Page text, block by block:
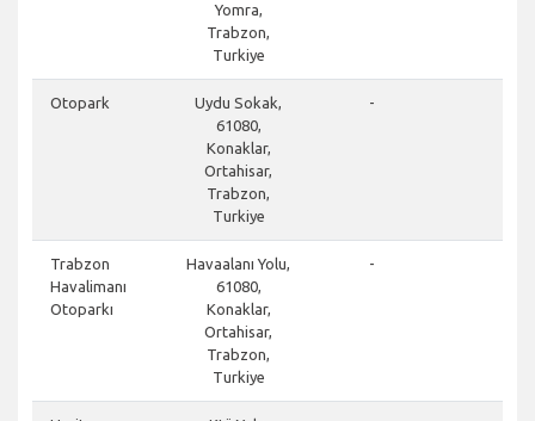
Yomra,
Trabzon,
Turkiye
Otopark
Uydu Sokak,
61080,
Konaklar,
Ortahisar,
Trabzon,
Turkiye
-
Trabzon
Havalimanı
Otoparkı
Havaalanı Yolu,
61080,
Konaklar,
Ortahisar,
Trabzon,
Turkiye
-